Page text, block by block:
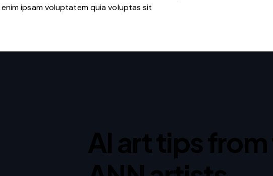
ipsam voluptatem quia voluptas sit
AI art tips